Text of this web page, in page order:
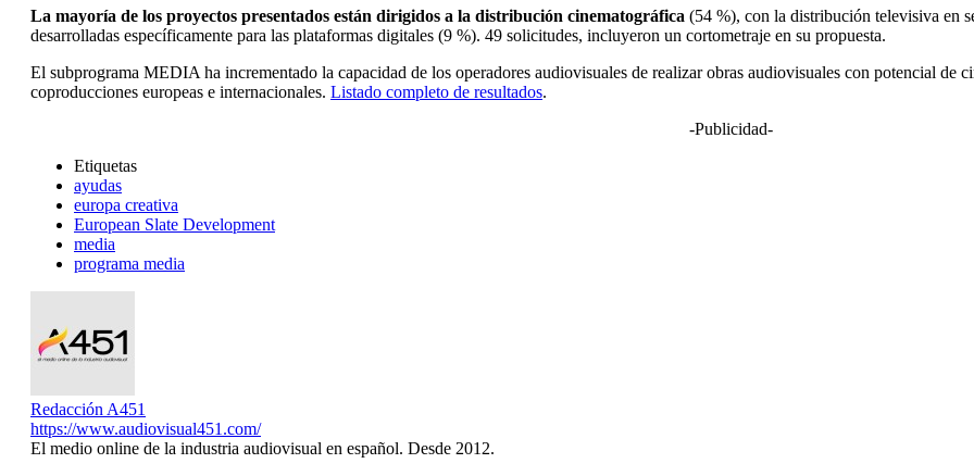
La mayoría de los proyectos presentados están dirigidos a la distribución cinematográfica (54 %), con la distribución televisiva en
desarrolladas específicamente para las plataformas digitales (9 %). 49 solicitudes, incluyeron un cortometraje en su propuesta.
El subprograma MEDIA ha incrementado la capacidad de los operadores audiovisuales de realizar obras audiovisuales con potencial de
coproducciones europeas e internacionales. Listado completo de resultados.
-Publicidad-
Etiquetas
ayudas
europa creativa
European Slate Development
media
programa media
Redacción A451
https://www.audiovisual451.com/
El medio online de la industria audiovisual en español. Desde 2012.